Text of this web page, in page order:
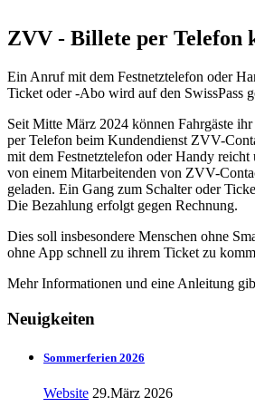
ZVV - Billete per Telefon
Ein Anruf mit dem Festnetztelefon oder
Ticket oder -Abo wird auf den SwissPass
Seit Mitte März 2024 können Fahrgäste
per Telefon beim Kundendienst ZVV-
mit dem Festnetztelefon oder Handy
von einem Mitarbeitenden von ZVV-
geladen. Ein Gang zum Schalter oder
Die Bezahlung erfolgt gegen Rechnung.
Dies soll insbesondere Menschen ohne
ohne App schnell zu ihrem Ticket zu
Mehr Informationen und eine Anleitung
Neuigkeiten
Sommerferien 2026
Website 29.März 2026